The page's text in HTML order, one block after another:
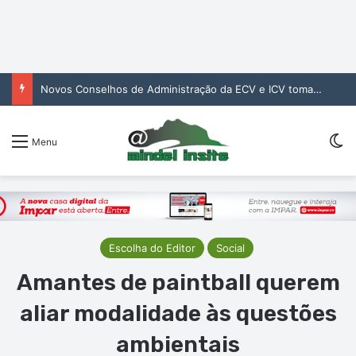
Novos Conselhos de Administração da ECV e ICV tomam posse para reforçar gestão das infraestruturas
Menu
Escolha do Editor Social
Amantes de paintball querem
aliar modalidade às questões
ambientais